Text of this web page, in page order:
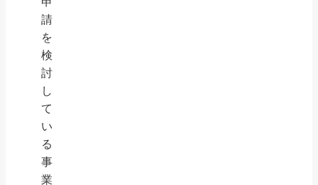
請
を
検
討
し
て
い
る
事
業